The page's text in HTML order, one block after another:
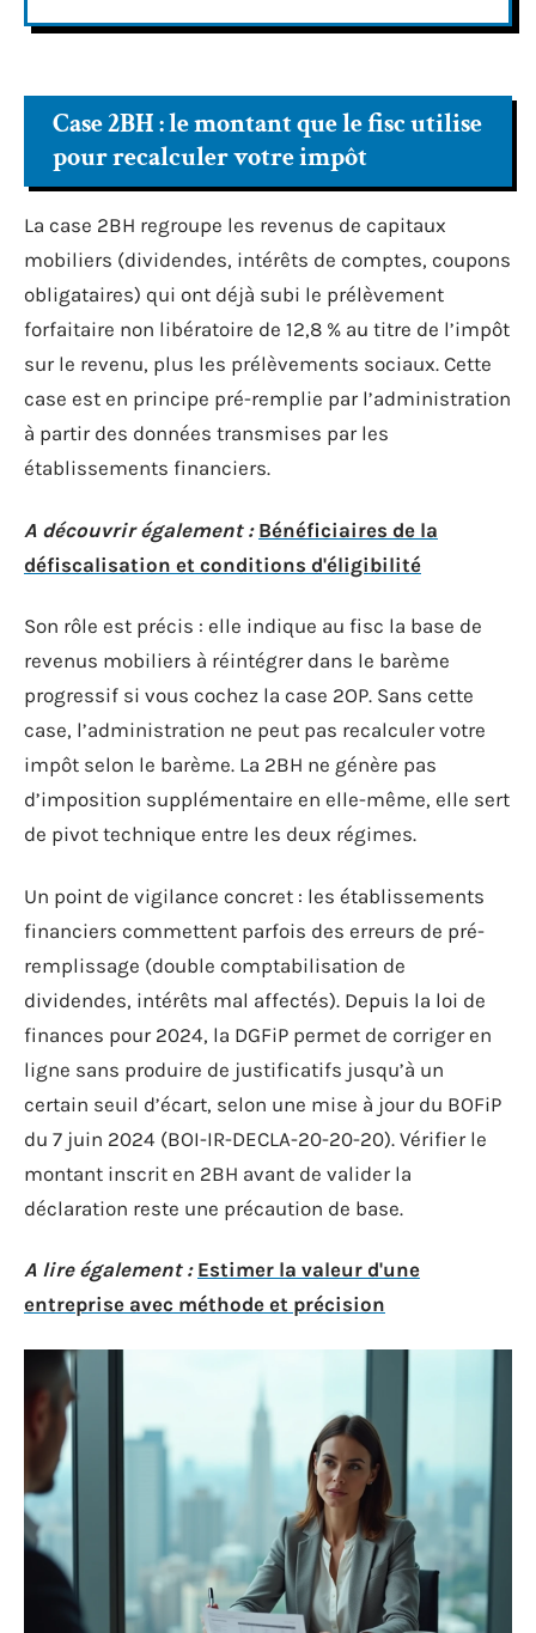
Case 2BH : le montant que le fisc utilise
pour recalculer votre impôt
La case 2BH regroupe les revenus de capitaux
mobiliers (dividendes, intérêts de comptes, coupons
obligataires) qui ont déjà subi le prélèvement
forfaitaire non libératoire de 12,8 % au titre de l’impôt
sur le revenu, plus les prélèvements sociaux. Cette
case est en principe pré-remplie par l’administration
à partir des données transmises par les
établissements financiers.
A découvrir également : Bénéficiaires de la
défiscalisation et conditions d'éligibilité
Son rôle est précis : elle indique au fisc la base de
revenus mobiliers à réintégrer dans le barème
progressif si vous cochez la case 2OP. Sans cette
case, l’administration ne peut pas recalculer votre
impôt selon le barème. La 2BH ne génère pas
d’imposition supplémentaire en elle-même, elle sert
de pivot technique entre les deux régimes.
Un point de vigilance concret : les établissements
financiers commettent parfois des erreurs de pré-
remplissage (double comptabilisation de
dividendes, intérêts mal affectés). Depuis la loi de
finances pour 2024, la DGFiP permet de corriger en
ligne sans produire de justificatifs jusqu’à un
certain seuil d’écart, selon une mise à jour du BOFiP
du 7 juin 2024 (BOI-IR-DECLA-20-20-20). Vérifier le
montant inscrit en 2BH avant de valider la
déclaration reste une précaution de base.
A lire également : Estimer la valeur d'une
entreprise avec méthode et précision